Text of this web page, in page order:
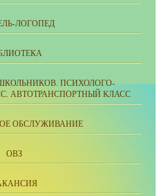
ЛОГОПЕД
ПСИХОЛОГО-
АВТОТРАНСПОРТНЫЙ КЛАСС
ОБСЛУЖИВАНИЕ
ОВЗ